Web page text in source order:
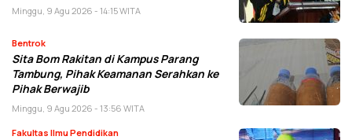
Minggu, 9 Agu 2026 - 14:15 WITA
Bentrok
Sita Bom Rakitan di Kampus Parang
Tambung, Pihak Keamanan Serahkan ke
Pihak Berwajib
Minggu, 9 Agu 2026 - 13:56 WITA
Fakultas Ilmu Pendidikan